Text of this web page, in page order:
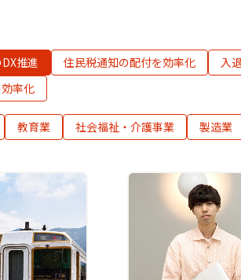
推進 住民税通知の配付を効率化
入
率化
教育業 社会福祉・介護事業 製造業